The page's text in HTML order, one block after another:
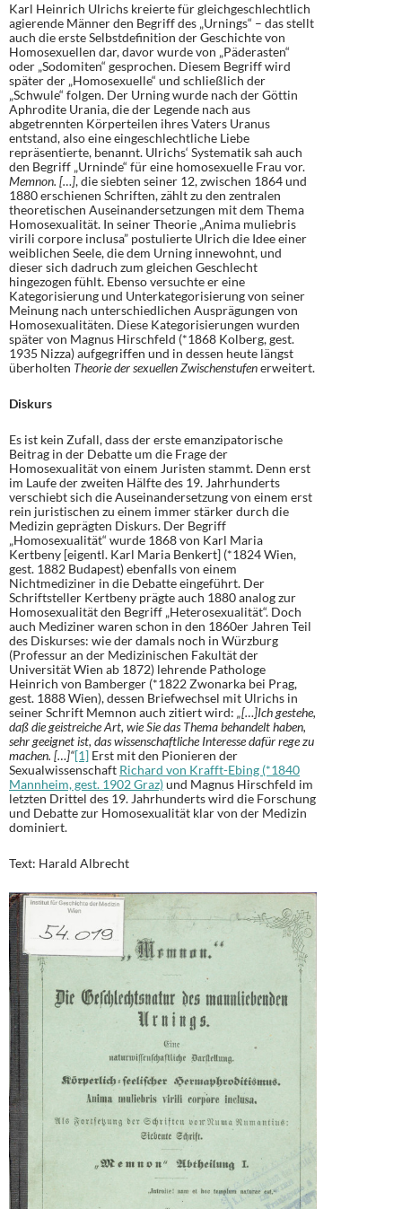
Karl Heinrich Ulrichs kreierte für gleichgeschlechtlich
agierende Männer den Begriff des „Urnings“ – das stellt
auch die erste Selbstdefinition der Geschichte von
Homosexuellen dar, davor wurde von „Päderasten“
oder „Sodomiten“ gesprochen. Diesem Begriff wird
später der „Homosexuelle“ und schließlich der
„Schwule“ folgen. Der Urning wurde nach der Göttin
Aphrodite Urania, die der Legende nach aus
abgetrennten Körperteilen ihres Vaters Uranus
entstand, also eine eingeschlechtliche Liebe
repräsentierte, benannt. Ulrichs‘ Systematik sah auch
den Begriff „Urninde“ für eine homosexuelle Frau vor.
Memnon. […], die siebten seiner 12, zwischen 1864 und
1880 erschienen Schriften, zählt zu den zentralen
theoretischen Auseinandersetzungen mit dem Thema
Homosexualität. In seiner Theorie „Anima muliebris
virili corpore inclusa” postulierte Ulrich die Idee einer
weiblichen Seele, die dem Urning innewohnt, und
dieser sich dadruch zum gleichen Geschlecht
hingezogen fühlt. Ebenso versuchte er eine
Kategorisierung und Unterkategorisierung von seiner
Meinung nach unterschiedlichen Ausprägungen von
Homosexualitäten. Diese Kategorisierungen wurden
später von Magnus Hirschfeld (*1868 Kolberg, gest.
1935 Nizza) aufgegriffen und in dessen heute längst
überholten Theorie der sexuellen Zwischenstufenerweitert.
Diskurs
Es ist kein Zufall, dass der erste emanzipatorische
Beitrag in der Debatte um die Frage der
Homosexualität von einem Juristen stammt. Denn erst
im Laufe der zweiten Hälfte des 19. Jahrhunderts
verschiebt sich die Auseinandersetzung von einem erst
rein juristischen zu einem immer stärker durch die
Medizin geprägten Diskurs. Der Begriff
„Homosexualität“ wurde 1868 von Karl Maria
Kertbeny [eigentl. Karl Maria Benkert] (*1824 Wien,
gest. 1882 Budapest) ebenfalls von einem
Nichtmediziner in die Debatte eingeführt. Der
Schriftsteller Kertbeny prägte auch 1880 analog zur
Homosexualität den Begriff „Heterosexualität“. Doch
auch Mediziner waren schon in den 1860er Jahren Teil
des Diskurses: wie der damals noch in Würzburg
(Professur an der Medizinischen Fakultät der
Universität Wien ab 1872) lehrende Pathologe
Heinrich von Bamberger (*1822 Zwonarka bei Prag,
gest. 1888 Wien), dessen Briefwechsel mit Ulrichs in
seiner Schrift Memnon auch zitiert wird: „[…]Ich gestehe,
daß die geistreiche Art, wie Sie das Thema behandelt haben,
sehr geeignet ist, das wissenschaftliche Interesse dafür rege zu
machen. […]“[1] Erst mit den Pionieren der
Sexualwissenschaft Richard von Krafft-Ebing (*1840
Mannheim, gest. 1902 Graz)und Magnus Hirschfeld im
letzten Drittel des 19. Jahrhunderts wird die Forschung
und Debatte zur Homosexualität klar von der Medizin
dominiert.
Text: Harald Albrecht